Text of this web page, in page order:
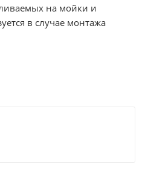
на мойки и
в случае монтажа